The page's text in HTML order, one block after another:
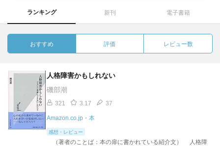
ランキング 新刊 電子書籍
おすすめ 評価 レビュー数
人格障害かもしれない
磯部潮
321 3.17 37
Amazon.co.jp・本
感想・レビュー
（著者のことば：本の扉に書かれている紹介文） 人格障